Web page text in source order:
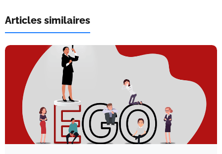
Articles similaires